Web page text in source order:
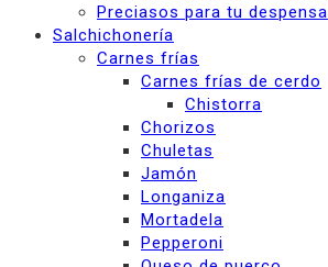
Preciasos para tu despensa
Salchichonería
Carnes frías
Carnes frías de cerdo
Chistorra
Chorizos
Chuletas
Jamón
Longaniza
Mortadela
Pepperoni